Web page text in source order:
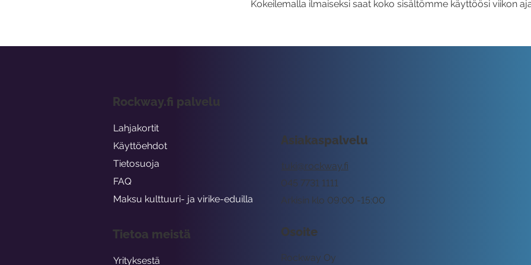
Kokeilemalla ilmaiseksi saat koko sisältömme käyttöösi viikon
Asiakaspalvelu
tuki@rockway.fi
Arkisin klo 09:00 -15:00
045 7731 1111
Osoite
Rockway Oy
Rockway.fi palvelu
Lahjakortit
Käyttöehdot
Tietosuoja
FAQ
Maksu kulttuuri- ja virike-eduilla
Tietoa meistä
Yrityksestä